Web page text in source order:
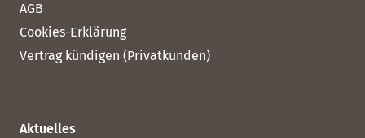
AGB
Cookies-Erklärung
Vertrag kündigen (Privatkunden)
Aktuelles